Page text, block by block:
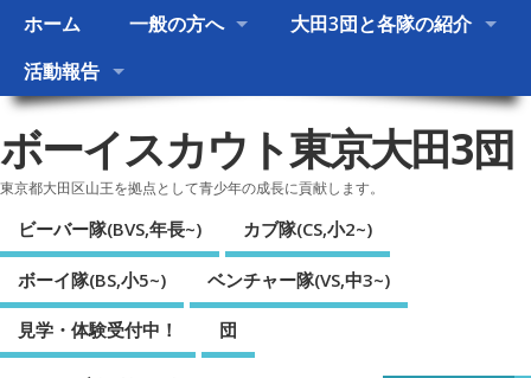
ホーム 一般の方へ
大田3団と各隊の紹介
活動報告
ボーイスカウト東京大田3団
東京都大田区山王を拠点として青少年の成長に貢献します。
ビーバー隊(BVS,年長~) カブ隊(CS,小2~)
ボーイ隊(BS,小5~) ベンチャー隊(VS,中3~)
見学・体験受付中！ 団